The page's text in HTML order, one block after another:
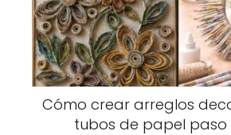
Cómo crear arreglos
tubos de papel